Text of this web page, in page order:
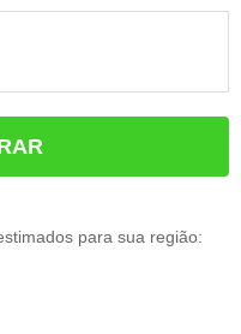
para sua região: